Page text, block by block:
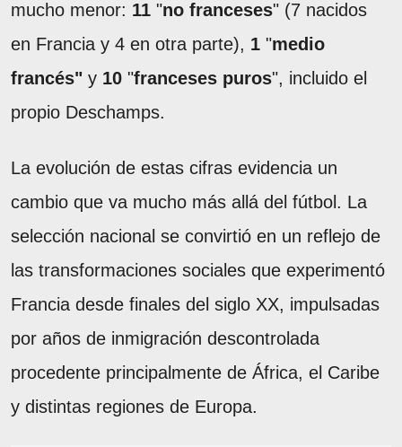
mucho menor: 11 "no franceses" (7 nacidos
en Francia y 4 en otra parte), 1 "medio
francés" y 10 "franceses puros", incluido el
propio Deschamps.
La evolución de estas cifras evidencia un
cambio que va mucho más allá del fútbol. La
selección nacional se convirtió en un reflejo de
las transformaciones sociales que experimentó
Francia desde finales del siglo XX, impulsadas
por años de inmigración descontrolada
procedente principalmente de África, el Caribe
y distintas regiones de Europa.